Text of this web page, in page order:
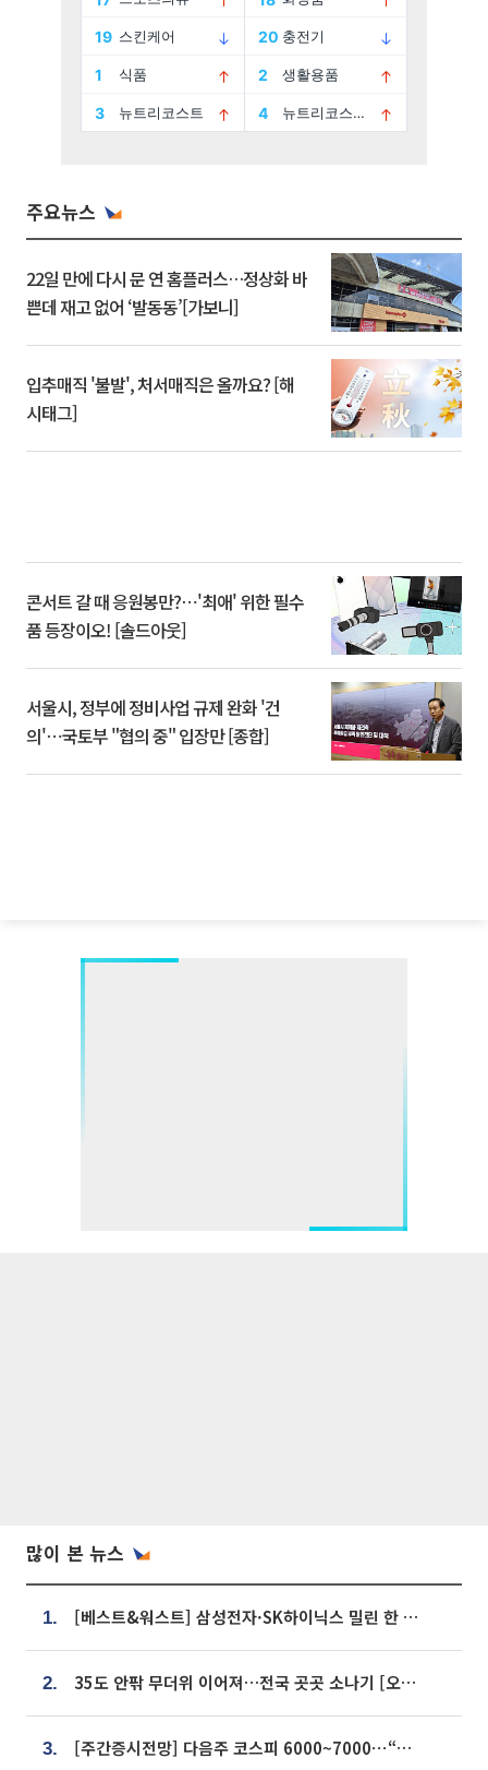
주요뉴스
22일 만에 다시 문 연 홈플러스…정상화 바
쁜데 재고 없어 ‘발동동’[가보니]
입추매직 '불발', 처서매직은 올까요? [해
시태그]
콘서트 갈 때 응원봉만?⋯'최애' 위한 필수
품 등장이오! [솔드아웃]
서울시, 정부에 정비사업 규제 완화 '건
의'⋯국토부 "협의 중" 입장만 [종합]
많이 본 뉴스
1. [베스트&워스트] 삼성전자·SK하이닉스 밀린 한 주…상상인증권은 85% 급등
2. 35도 안팎 무더위 이어져…전국 곳곳 소나기 [오늘 날씨]
3. [주간증시전망] 다음주 코스피 6000~7000⋯“外人 수급은 정책이 변수”